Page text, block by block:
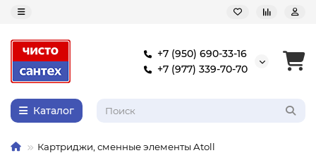
+7 (950) 690-33-16
+7 (977) 339-70-70
Каталог
Картриджи, сменные элементы Atoll